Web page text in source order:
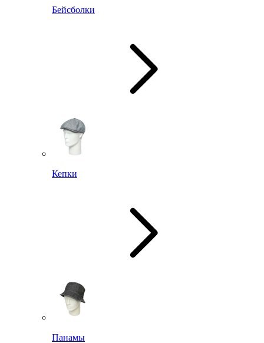
Бейсболки
Кепки
Панамы